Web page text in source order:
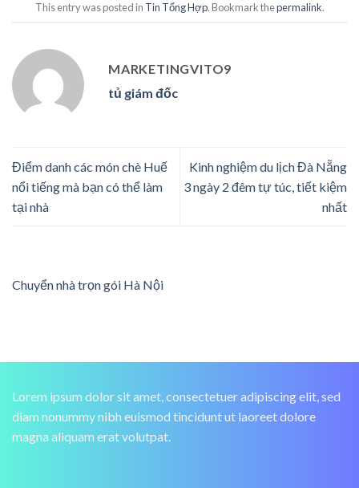
This entry was posted in Tin Tổng Hợp. Bookmark thepermalink.
MARKETINGVITO9
tủ giám đốc
Điểm danh các món chè Huế
nổi tiếng mà bạn có thể làm
tại nhà
Kinh nghiệm du lịch Đà Nẵng
3 ngày 2 đêm tự túc, tiết kiệm
nhất
Chuyển nhà trọn gói Hà Nội
Lorem ipsum dolor sit amet, consectetuer adipiscing elit, sed
diam nonummy nibh euismod tincidunt ut laoreet dolore
magna aliquam erat volutpat.